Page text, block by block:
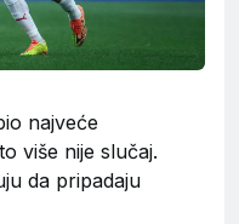
najveće
više nije slučaj.
da pripadaju